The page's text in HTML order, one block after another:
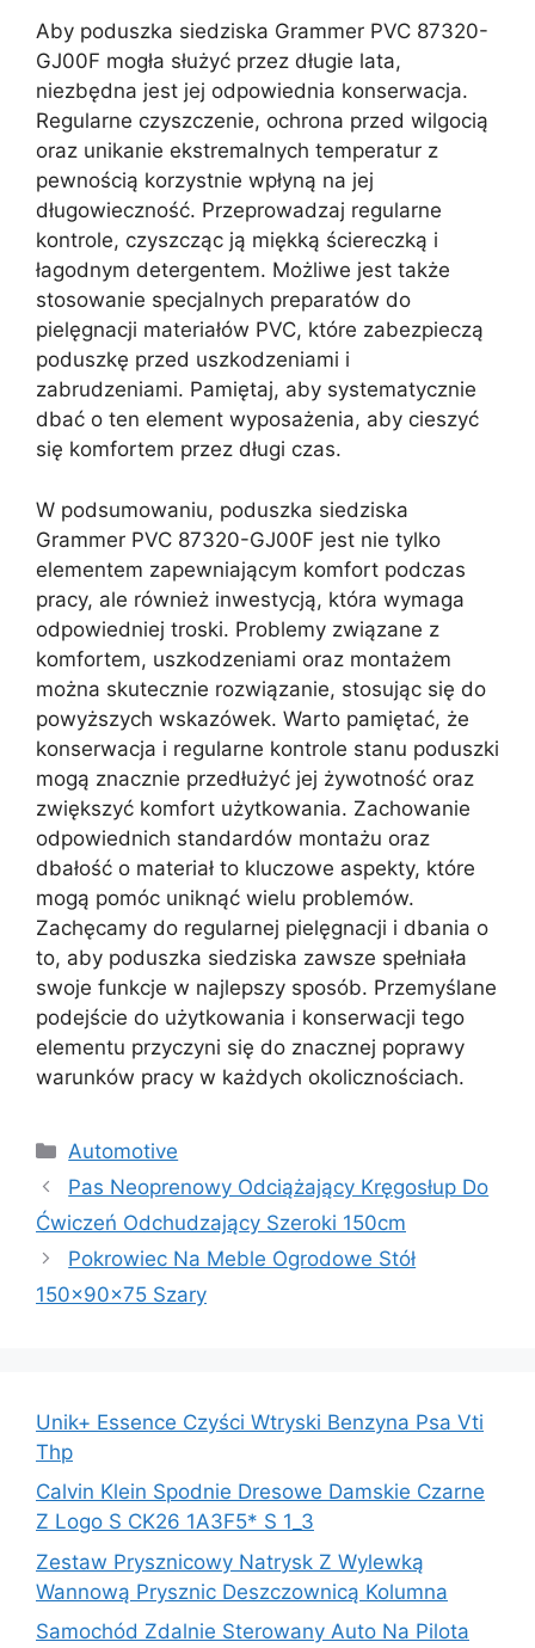
Aby poduszka siedziska Grammer PVC 87320-
GJ00F mogła służyć przez długie lata,
niezbędna jest jej odpowiednia konserwacja.
Regularne czyszczenie, ochrona przed wilgocią
oraz unikanie ekstremalnych temperatur z
pewnością korzystnie wpłyną na jej
długowieczność. Przeprowadzaj regularne
kontrole, czyszcząc ją miękką ściereczką i
łagodnym detergentem. Możliwe jest także
stosowanie specjalnych preparatów do
pielęgnacji materiałów PVC, które zabezpieczą
poduszkę przed uszkodzeniami i
zabrudzeniami. Pamiętaj, aby systematycznie
dbać o ten element wyposażenia, aby cieszyć
się komfortem przez długi czas.
W podsumowaniu, poduszka siedziska
Grammer PVC 87320-GJ00F jest nie tylko
elementem zapewniającym komfort podczas
pracy, ale również inwestycją, która wymaga
odpowiedniej troski. Problemy związane z
komfortem, uszkodzeniami oraz montażem
można skutecznie rozwiązanie, stosując się do
powyższych wskazówek. Warto pamiętać, że
konserwacja i regularne kontrole stanu poduszki
mogą znacznie przedłużyć jej żywotność oraz
zwiększyć komfort użytkowania. Zachowanie
odpowiednich standardów montażu oraz
dbałość o materiał to kluczowe aspekty, które
mogą pomóc uniknąć wielu problemów.
Zachęcamy do regularnej pielęgnacji i dbania o
to, aby poduszka siedziska zawsze spełniała
swoje funkcje w najlepszy sposób. Przemyślane
podejście do użytkowania i konserwacji tego
elementu przyczyni się do znacznej poprawy
warunków pracy w każdych okolicznościach.
Kategorie
Automotive
Pas Neoprenowy Odciążający Kręgosłup Do
Ćwiczeń Odchudzający Szeroki 150cm
Pokrowiec Na Meble Ogrodowe Stół
150x90x75 Szary
Unik+ Essence Czyści Wtryski Benzyna Psa Vti
Thp
Calvin Klein Spodnie Dresowe Damskie Czarne
Z Logo S CK26 1A3F5* S 1_3
Zestaw Prysznicowy Natrysk Z Wylewką
Wannową Prysznic Deszczownicą Kolumna
Samochód Zdalnie Sterowany Auto Na Pilota